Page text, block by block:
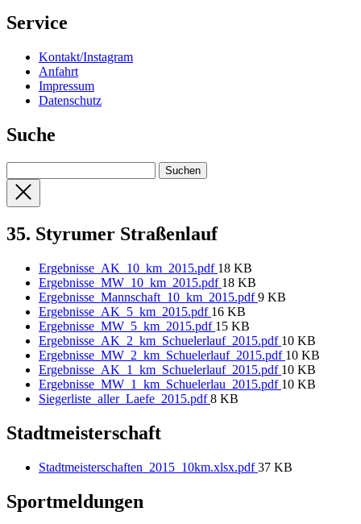
Service
Kontakt/Instagram
Anfahrt
Impressum
Datenschutz
Suche
35. Styrumer Straßenlauf
Ergebnisse_AK_10_km_2015.pdf 18 KB
Ergebnisse_MW_10_km_2015.pdf 18 KB
Ergebnisse_Mannschaft_10_km_2015.pdf 9 KB
Ergebnisse_AK_5_km_2015.pdf 16 KB
Ergebnisse_MW_5_km_2015.pdf 15 KB
Ergebnisse_AK_2_km_Schuelerlauf_2015.pdf 10 KB
Ergebnisse_MW_2_km_Schuelerlauf_2015.pdf 10 KB
Ergebnisse_AK_1_km_Schuelerlauf_2015.pdf 10 KB
Ergebnisse_MW_1_km_Schuelerlau_2015.pdf 10 KB
Siegerliste_aller_Laefe_2015.pdf 8 KB
Stadtmeisterschaft
Stadtmeisterschaften_2015_10km.xlsx.pdf 37 KB
Sportmeldungen